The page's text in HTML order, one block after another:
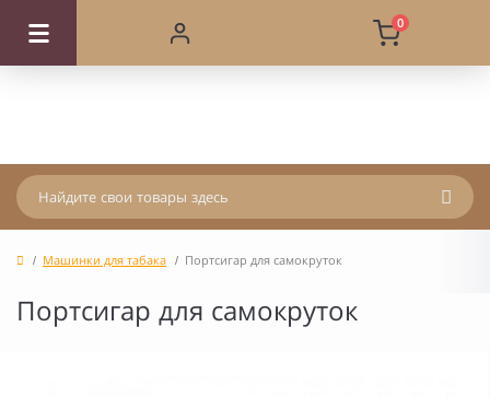
0
Машинки для табака Портсигар для самокруток
Портсигар для самокруток